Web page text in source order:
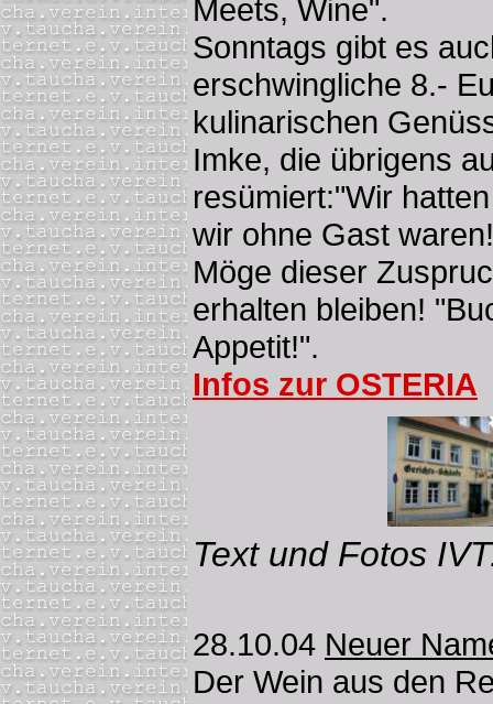
Meets, Wine".
Sonntags gibt es
erschwingliche 8.-
kulinarischen
Imke, die übrigens
resümiert:"Wir
wir ohne Gast
Möge dieser
erhalten bleiben!
Appetit!".
Infos zur OSTERIA
Text und Fotos
28.10.04 Neuer
Der Wein aus den